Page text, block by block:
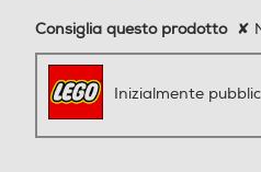
Consiglia questo prodotto ✘
Inizialmente